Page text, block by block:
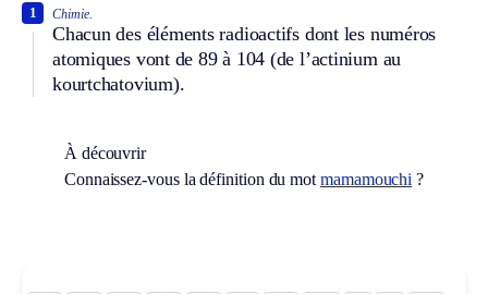
Chimie.
Chacun des éléments radioactifs dont les numéros
atomiques vont de 89 à 104 (de l’actinium au
kourtchatovium).
1
À découvrir
Connaissez-vous la définition du mot mamamouchi ?